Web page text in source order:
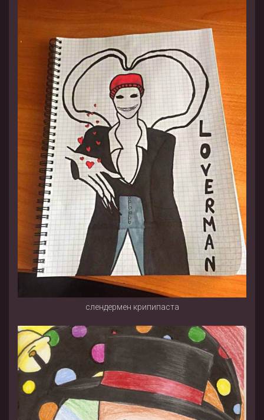
слендермен крипипаста